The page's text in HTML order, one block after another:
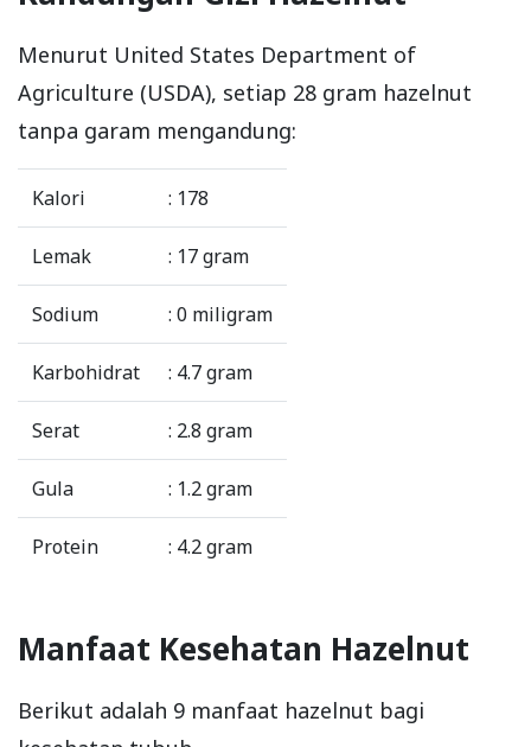
Menurut United States Department of
Agriculture (USDA), setiap 28 gram hazelnut
tanpa garam mengandung:
Kalori : 178
Lemak : 17 gram
Sodium : 0 miligram
Karbohidrat : 4.7 gram
Serat : 2.8 gram
Gula : 1.2 gram
Protein : 4.2 gram
Manfaat Kesehatan Hazelnut
Berikut adalah 9 manfaat hazelnut bagi